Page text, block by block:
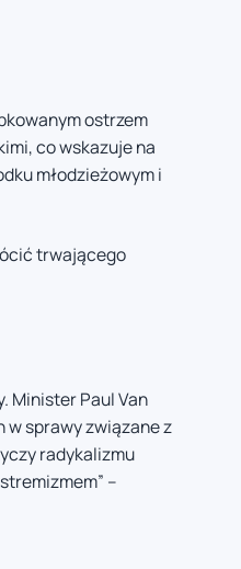
ostrzem
co wskazuje na
młodzieżowym i
trwającego
Minister Paul Van
w sprawy związane z
radykalizmu
–